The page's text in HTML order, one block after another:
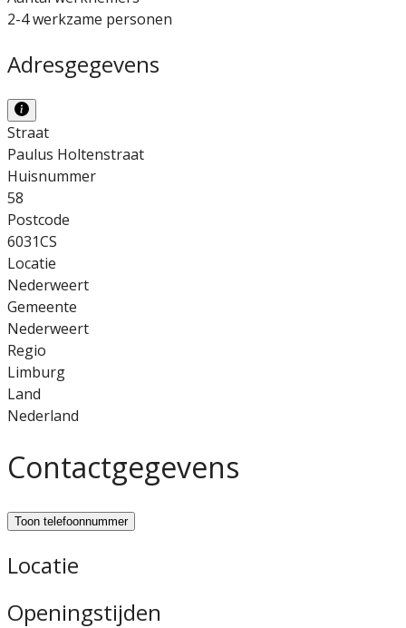
2-4 werkzame personen
Adresgegevens
Straat
Paulus Holtenstraat
Huisnummer
58
Postcode
6031CS
Locatie
Nederweert
Gemeente
Nederweert
Regio
Limburg
Land
Nederland
Contactgegevens
Toon telefoonnummer
Locatie
Openingstijden